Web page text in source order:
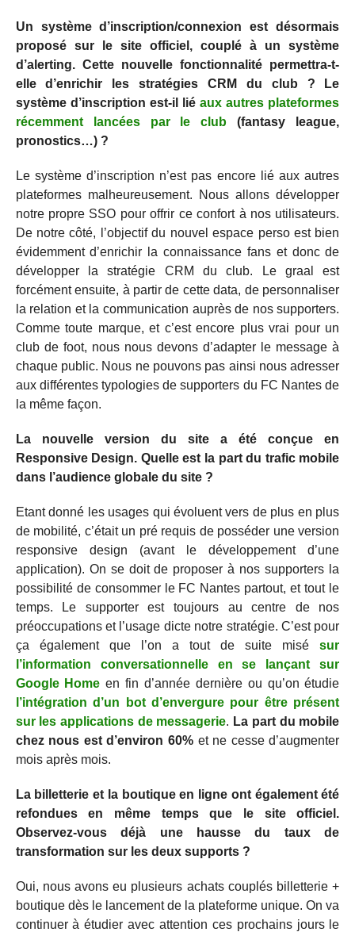
Un système d’inscription/connexion est désormais
proposé sur le site officiel, couplé à un système
d’alerting. Cette nouvelle fonctionnalité permettra-t-
elle d’enrichir les stratégies CRM du club ? Le
système d’inscription est-il liéaux autres plateformes
récemment lancées par le club (fantasy league,
pronostics…) ?
Le système d’inscription n’est pas encore lié aux autres
plateformes malheureusement. Nous allons développer
notre propre SSO pour offrir ce confort à nos utilisateurs.
De notre côté, l’objectif du nouvel espace perso est bien
évidemment d’enrichir la connaissance fans et donc de
développer la stratégie CRM du club. Le graal est
forcément ensuite, à partir de cette data, de personnaliser
la relation et la communication auprès de nos supporters.
Comme toute marque, et c’est encore plus vrai pour un
club de foot, nous nous devons d’adapter le message à
chaque public. Nous ne pouvons pas ainsi nous adresser
aux différentes typologies de supporters du FC Nantes de
la même façon.
La nouvelle version du site a été conçue en
Responsive Design. Quelle est la part du trafic mobile
dans l’audience globale du site ?
Etant donné les usages qui évoluent vers de plus en plus
de mobilité, c’était un pré requis de posséder une version
responsive design (avant le développement d’une
application). On se doit de proposer à nos supporters la
possibilité de consommer le FC Nantes partout, et tout le
temps. Le supporter est toujours au centre de nos
préoccupations et l’usage dicte notre stratégie. C’est pour
ça également que l’on a tout de suite misésur
l’information conversationnelle en se lançant sur
Google Home en fin d’année dernière ou qu’on étudie
l’intégration d’un bot d’envergure pour être présent
sur les applications de messagerie. La part du mobile
chez nous est d’environ 60%et ne cesse d’augmenter
mois après mois.
La billetterie et la boutique en ligne ont également été
refondues en même temps que le site officiel.
Observez-vous déjà une hausse du taux de
transformation sur les deux supports ?
Oui, nous avons eu plusieurs achats couplés billetterie +
boutique dès le lancement de la plateforme unique. On va
continuer à étudier avec attention ces prochains jours le